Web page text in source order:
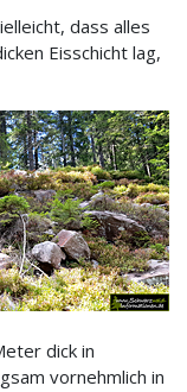
dass alles
Eisschicht lag,
dick in
vornehmlich in